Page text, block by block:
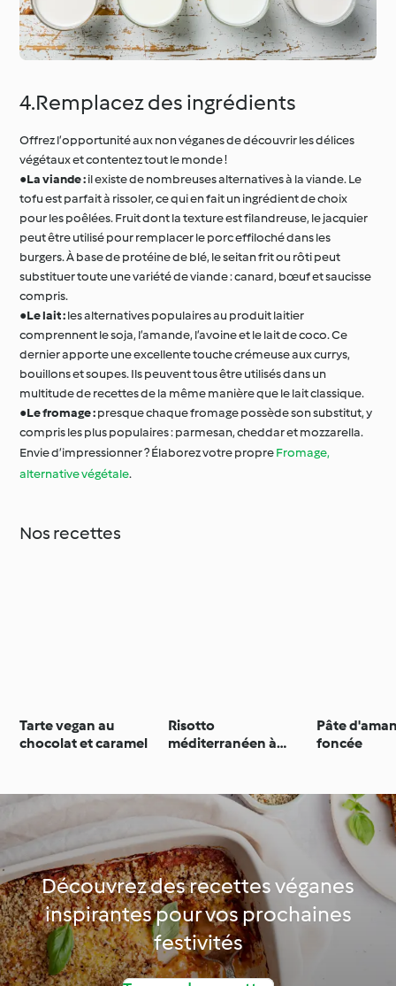
4.Remplacez des ingrédients
Offrez l’opportunité aux non véganes de découvrir les délices
végétaux et contentez tout le monde !
●La viande :il existe de nombreuses alternatives à la viande. Le
tofu est parfait à rissoler, ce qui en fait un ingrédient de choix
pour les poêlées. Fruit dont la texture est filandreuse, le jacquier
peut être utilisé pour remplacer le porc effiloché dans les
burgers. À base de protéine de blé, le seitan frit ou rôti peut
substituer toute une variété de viande : canard, bœuf et saucisse
compris.
●Le lait :les alternatives populaires au produit laitier
comprennent le soja, l’amande, l’avoine et le lait de coco. Ce
dernier apporte une excellente touche crémeuse aux currys,
bouillons et soupes. Ils peuvent tous être utilisés dans un
multitude de recettes de la même manière que le lait classique.
●Le fromage :presque chaque fromage possède son substitut, y
compris les plus populaires : parmesan, cheddar et mozzarella.
Envie d’impressionner ? Élaborez votre propreFromage,
alternative végétale.
Nos recettes
Tarte vegan au
chocolat et caramel
Risotto
méditerranéen à
Pâte
foncée
Découvrez des recettes véganes
inspirantes pour vos prochaines
festivités